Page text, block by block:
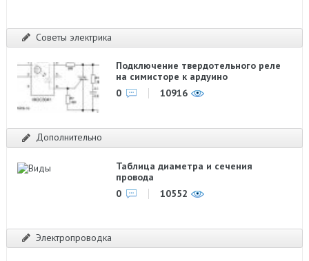
Советы электрика
Подключение твердотельного реле
на симисторе к ардуино
0
10916
Дополнительно
Таблица диаметра и сечения
провода
0
10552
Электропроводка